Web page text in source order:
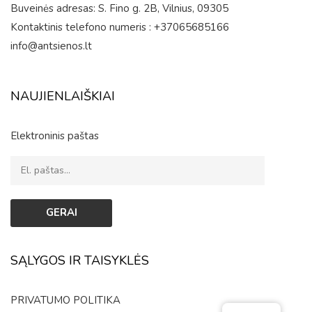
Buveinės adresas: S. Fino g. 2B, Vilnius, 09305
Kontaktinis telefono numeris : +37065685166
info@antsienos.lt
NAUJIENLAIŠKIAI
Elektroninis paštas
SĄLYGOS IR TAISYKLĖS
PRIVATUMO POLITIKA